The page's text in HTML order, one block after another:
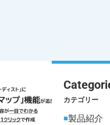
カテゴリー
製品紹介